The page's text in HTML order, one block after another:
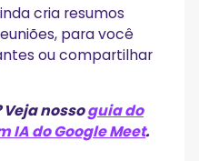
cria resumos
para você
ou compartilhar
nossoguia do
IA do Google Meet.